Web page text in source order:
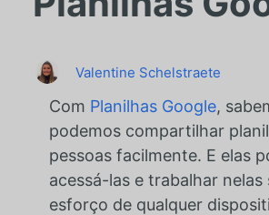
Valentine Schelstraete
Com Planilhas Google,
podemos compartilhar
pessoas facilmente. E elas
acessá-las e trabalhar nelas
esforço de qualquer